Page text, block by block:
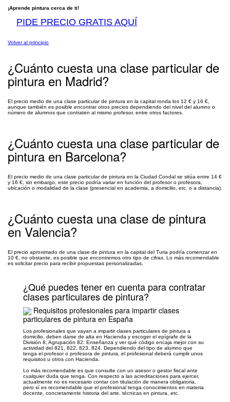
¡Aprende pintura cerca de ti!
PIDE PRECIO GRATIS AQUÍ
Volver al principio
¿Cuánto cuesta una clase particular de
pintura en Madrid?
El precio medio de una clase particular de pintura en la capital ronda los 12 € y 16 €,
aunque también es posible encontrar otros precios dependiendo del nivel del alumno o
número de alumnos que contraten al mismo profesor, entre otros factores.
¿Cuánto cuesta una clase particular de
pintura en Barcelona?
El precio medio de una clase particular de pintura en la Ciudad Condal se sitúa entre 14 €
y 16 €, sin embargo, este precio podría variar en función del profesor o profesora,
ubicación o modalidad de la clase (presencial en academia, a domicilio, etc. o a distancia).
¿Cuánto cuesta una clase de pintura
en Valencia?
El precio aproximado de una clase de pintura en la capital del Turia podría comenzar en
10 €, no obstante, es posible que encontremos otro tipo de cifras. Lo más recomendable
es solicitar precio para recibir propuestas personalizadas.
¿Qué puedes tener en cuenta para contratar
clases particulares de pintura?
Requisitos profesionales para impartir clases
particulares de pintura en España
Los profesionales que vayan a impartir clases particulares de pintura a
domicilio, deben darse de alta en Hacienda y escoger el epígrafe de la
División 8, Agrupación 82: Enseñanza y ver qué código encaja mejor con su
actividad del 821, 822, 823, 824. Dependiendo del tipo de alumno que
tenga el profesor o profesora de pintura, el profesional deberá cumplir unos
requisitos u otros con Hacienda.
Lo más recomendable es que consulte con un asesor o gestor fiscal ante
cualquier duda que tenga. Con respecto a las acreditaciones para ejercer,
actualmente no es necesario contar con titulación de manera obligatoria,
pero sí es recomendable que el profesional tenga conocimientos en materia
docente, concretamente historia del arte, técnicas en pintura, etc.